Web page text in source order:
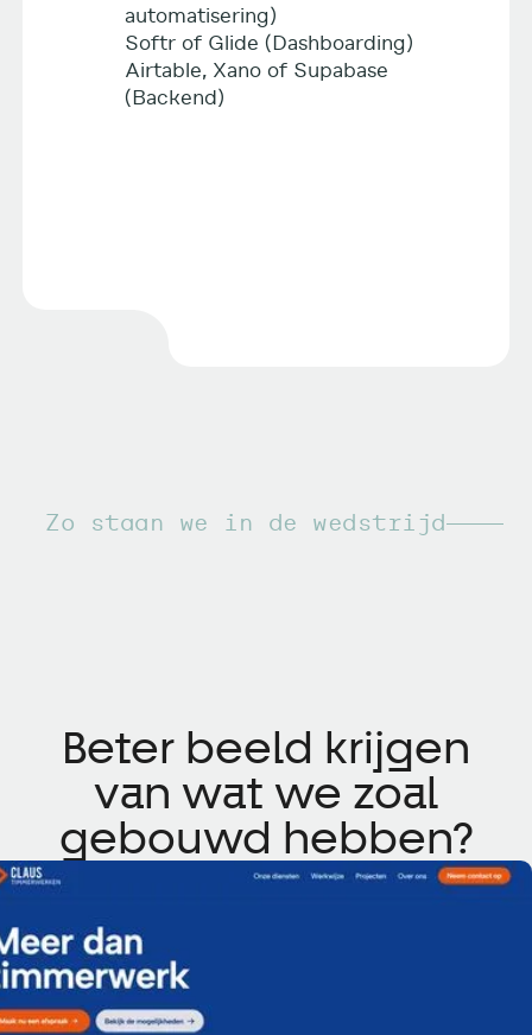
automatisering)
Softr of Glide (Dashboarding)
Airtable, Xano of Supabase
(Backend)
Zo staan we in de wedstrijd
Beter beeld krijgen
van wat we zoal
gebouwd hebben?